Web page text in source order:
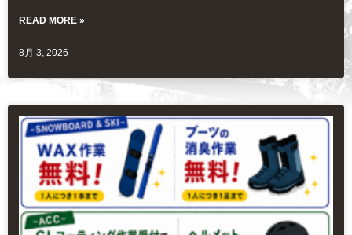
READ MORE »
8月 3, 2026